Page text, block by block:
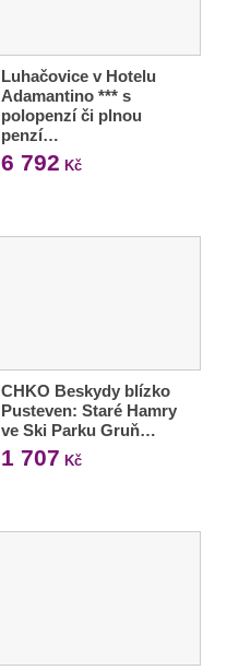
Luhačovice v Hotelu
Adamantino *** s
polopenzí či plnou
penzí…
6 792 Kč
CHKO Beskydy blízko
Pusteven: Staré Hamry
ve Ski Parku Gruň…
1 707 Kč